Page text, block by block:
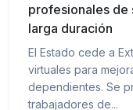
profesionales de
larga duración
El Estado cede a
virtuales para
dependientes. Se
trabajadores de...